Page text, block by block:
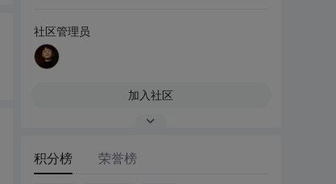
社区管理员
加入社区
积分榜 荣誉榜